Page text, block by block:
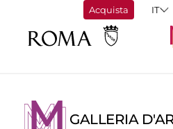
Acquista
GALLERIA